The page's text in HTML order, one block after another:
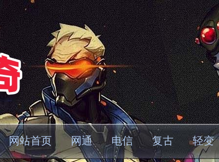
网站首页 网通 电信 复古 轻变